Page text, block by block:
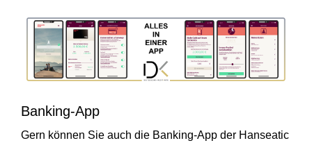
Banking-App
Gern können Sie auch die Banking-App der Hanseatic